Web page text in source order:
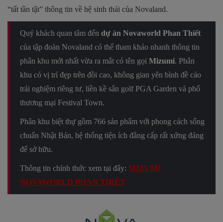
“tất tần tật” thông tin về hệ sinh thái của Novaland.
Quý khách quan tâm đến dự án Novaworld Phan Thiết
của tập đoàn Novaland có thể tham khảo nhanh thông tin
phân khu mới nhất vừa ra mắt có tên gọi Mizumi. Phân
khu có vị trí đẹp trên đồi cao, không gian yên bình đề cảo
trải nghiệm riêng tư, liền kề sân golf PGA Garden và phố
thương mại Festival Town.
Phân khu biệt thự gồm 766 sản phẩm với phong cách sống
chuẩn Nhật Bản, hệ thống tiện ích đẳng cấp rất xứng đáng
để sở hữu.
Thông tin chính thức xem tại đây: MIZUMI
NOVAWORLD PHAN THIẾT